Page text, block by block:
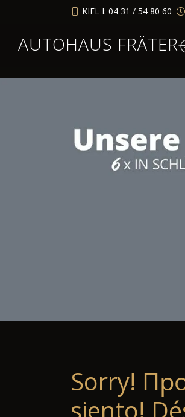
KIEL I: 04 31 / 54 80 60
AUTOHAUS FRÄTER
Sorry!
siento!